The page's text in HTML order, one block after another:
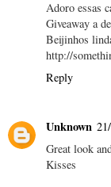
Adoro essas
Giveaway a
Beijinhos
http://
Reply
Unknown
Great look
Kisses